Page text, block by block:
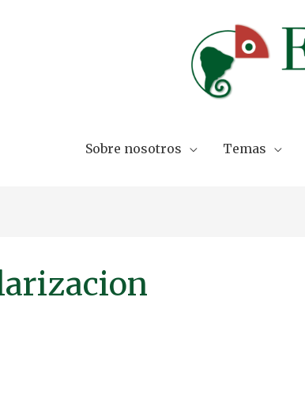
Sobre nosotros Temas